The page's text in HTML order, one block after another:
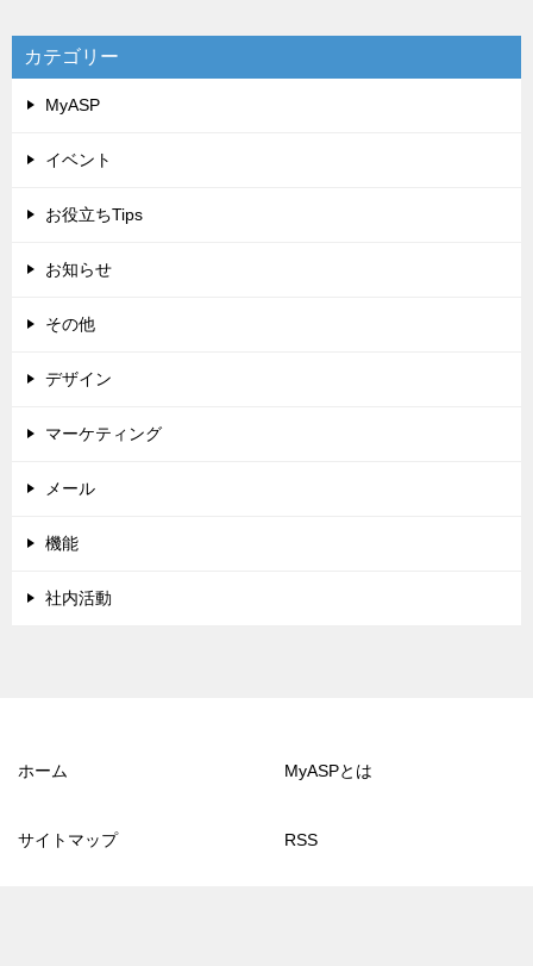
カテゴリー
MyASP
イベント
お役立ちTips
お知らせ
その他
デザイン
マーケティング
メール
機能
社内活動
ホーム MyASPとは
サイトマップ RSS